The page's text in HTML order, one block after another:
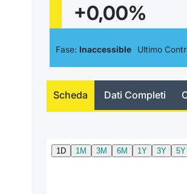
+0,00%
Fase: Inaccessible Ultimo
Scheda Dati Completi